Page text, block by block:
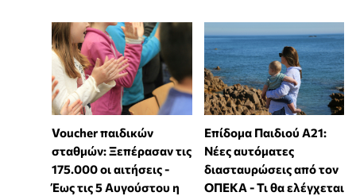
Voucher παιδικών
σταθμών: Ξεπέρασαν τις
175.000 οι αιτήσεις -
Έως τις 5 Αυγούστου η
Επίδομα Παιδιού Α21:
Νέες αυτόματες
διασταυρώσεις από τον
ΟΠΕΚΑ - Τι θα ελέγχεται